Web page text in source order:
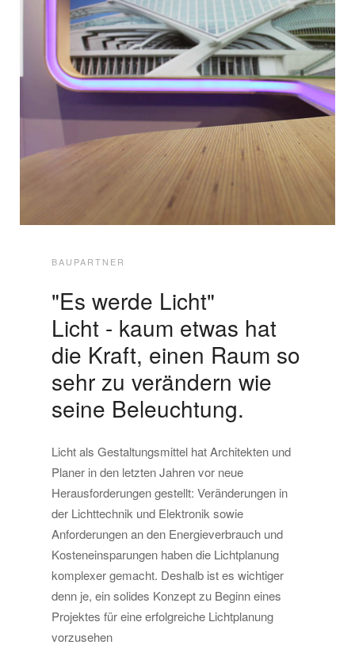
BAUPARTNER
"Es werde Licht"
Licht - kaum etwas hat
die Kraft, einen Raum so
sehr zu verändern wie
seine Beleuchtung.
Licht als Gestaltungsmittel hat Architekten und
Planer in den letzten Jahren vor neue
Herausforderungen gestellt: Veränderungen in
der Lichttechnik und Elektronik sowie
Anforderungen an den Energieverbrauch und
Kosteneinsparungen haben die Lichtplanung
komplexer gemacht. Deshalb ist es wichtiger
denn je, ein solides Konzept zu Beginn eines
Projektes für eine erfolgreiche Lichtplanung
vorzusehen